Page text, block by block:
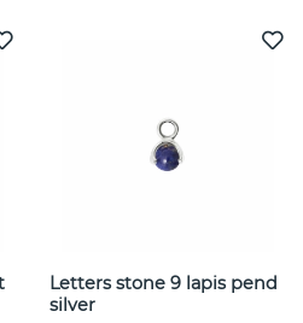
Letters stone 9 lapis pend
silver